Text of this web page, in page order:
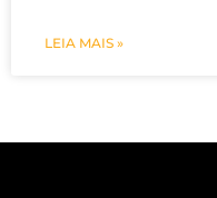
LEIA MAIS »